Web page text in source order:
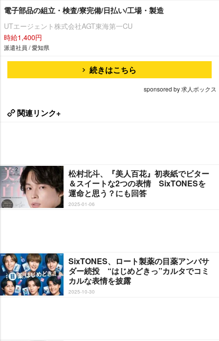
電子部品の組立・検査/寮完備/日払い/工場・製造
UTエージェント株式会社AGT東海第一CU
時給1,400円
派遣社員 / 愛知県
続きはこちら
sponsored by 求人ボックス
関連リンク+
松村北斗、『美人百花』初表紙でビター
＆スイートな2つの表情 SixTONESを
運命と思う？にも回答
2025-01-06
SixTONES、ロート製薬の目薬アンバサ
ダー続投 “はじめどきっ”カルタでコミ
カルな表情を披露
2025-10-30